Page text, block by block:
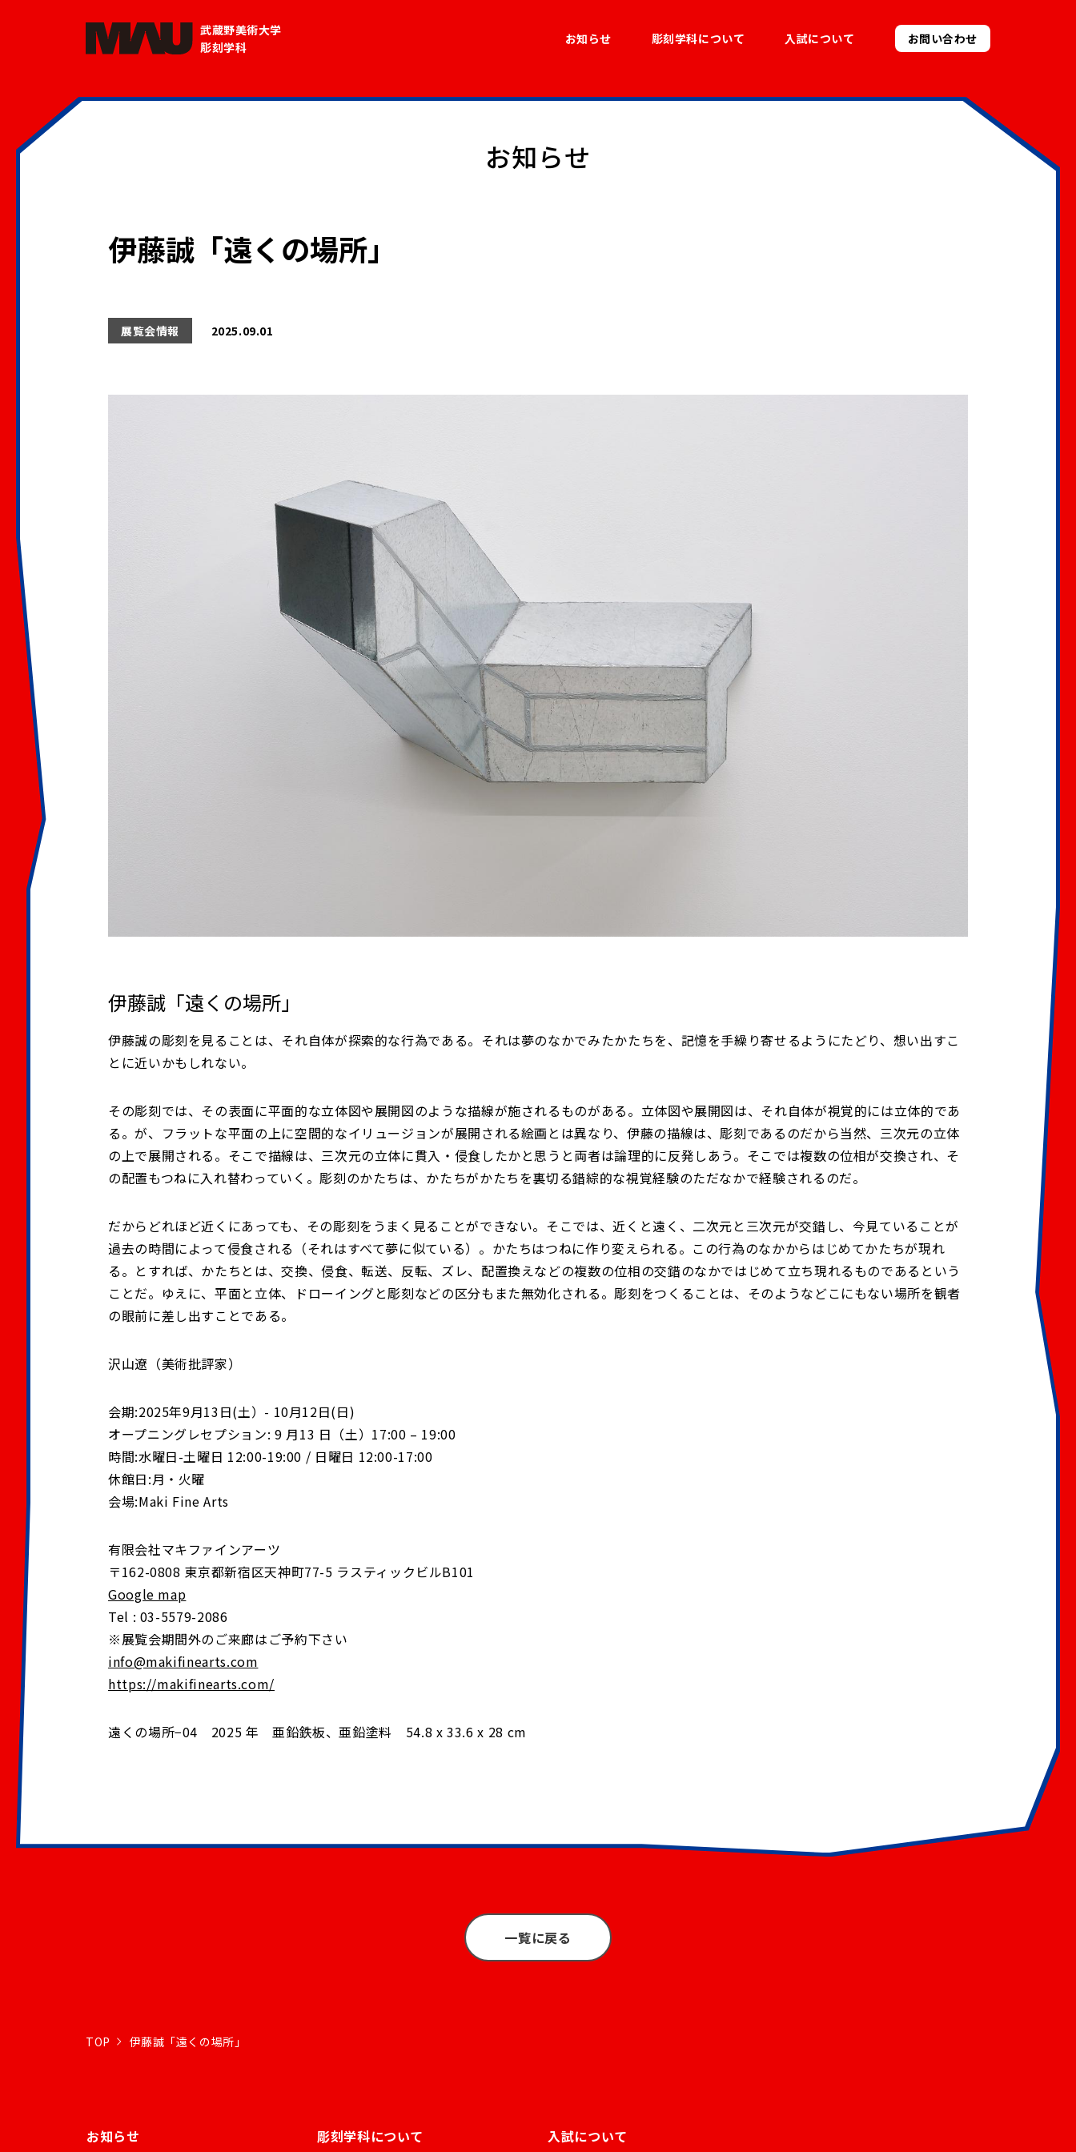
武蔵野美術大学
彫刻学科
お知らせ 彫刻学科について 入試について お問い合わせ
お知らせ
伊藤誠「遠くの場所」
展覧会情報 2025.09.01
伊藤誠「遠くの場所」
伊藤誠の彫刻を見ることは、それ自体が探索的な行為である。それは夢のなかでみたかたちを、記憶を手繰り寄せるようにたどり、想い出すこ
とに近いかもしれない。
その彫刻では、その表面に平面的な立体図や展開図のような描線が施されるものがある。立体図や展開図は、それ自体が視覚的には立体的であ
る。が、フラットな平面の上に空間的なイリュージョンが展開される絵画とは異なり、伊藤の描線は、彫刻であるのだから当然、三次元の立体
の上で展開される。そこで描線は、三次元の立体に貫入・侵食したかと思うと両者は論理的に反発しあう。そこでは複数の位相が交換され、そ
の配置もつねに入れ替わっていく。彫刻のかたちは、かたちがかたちを裏切る錯綜的な視覚経験のただなかで経験されるのだ。
だからどれほど近くにあっても、その彫刻をうまく見ることができない。そこでは、近くと遠く、二次元と三次元が交錯し、今見ていることが
過去の時間によって侵食される（それはすべて夢に似ている）。かたちはつねに作り変えられる。この行為のなかからはじめてかたちが現れ
る。とすれば、かたちとは、交換、侵食、転送、反転、ズレ、配置換えなどの複数の位相の交錯のなかではじめて立ち現れるものであるという
ことだ。ゆえに、平面と立体、ドローイングと彫刻などの区分もまた無効化される。彫刻をつくることは、そのようなどこにもない場所を観者
の眼前に差し出すことである。
沢山遼（美術批評家）
会期:2025年9月13日(土）- 10月12日(日)
オープニングレセプション: 9 月13 日（土）17:00 – 19:00
時間:水曜日-土曜日 12:00-19:00 / 日曜日 12:00-17:00
休館日:月・火曜
会場:Maki Fine Arts
有限会社マキファインアーツ
〒162-0808 東京都新宿区天神町77-5 ラスティックビルB101
Google map
Tel : 03-5579-2086
※展覧会期間外のご来廊はご予約下さい
info@makifinearts.com
https://makifinearts.com/
遠くの場所−04 2025 年 亜鉛鉄板、亜鉛塗料 54.8 x 33.6 x 28 cm
一覧に戻る
TOP 伊藤誠「遠くの場所」
お知らせ 彫刻学科について 入試について